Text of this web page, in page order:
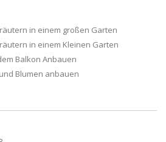
in einem großen Garten
in einem Kleinen Garten
Balkon Anbauen
Blumen anbauen